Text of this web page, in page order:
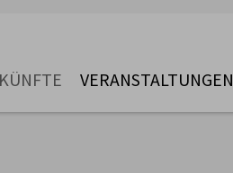
VERANSTALTUNGEN